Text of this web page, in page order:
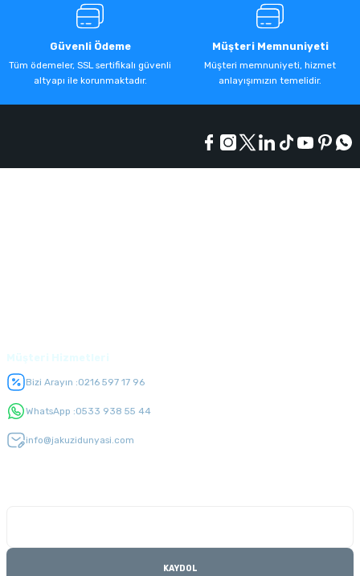
Güvenli Ödeme
Tüm ödemeler, SSL sertifikalı güvenli
altyapı ile korunmaktadır.
Müşteri Memnuniyeti
Müşteri memnuniyeti, hizmet
anlayışımızın temelidir.
Bizi Arayın :0216 597 17 96
WhatsApp :0533 938 55 44
info@jakuzidunyasi.com
KAYDOL